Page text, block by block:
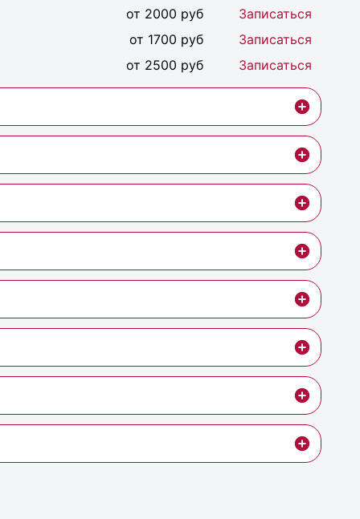
от 2000 руб
Записаться
от 1700 руб
Записаться
от 2500 руб Записаться